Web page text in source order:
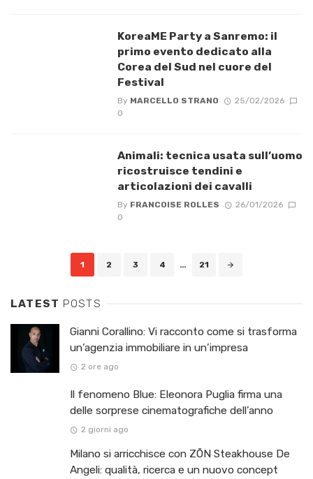
KoreaME Party a Sanremo: il
primo evento dedicato alla
Corea del Sud nel cuore del
Festival
By MARCELLO STRANO
25/02/2026
0
Animali: tecnica usata sull’uomo
ricostruisce tendini e
articolazioni dei cavalli
By FRANCOISE ROLLES
26/01/2026
0
1 2 3 4 … 21
LATEST POSTS
Gianni Corallino: Vi racconto come si trasforma
un’agenzia immobiliare in un’impresa
2 ore ago
Il fenomeno Blue: Eleonora Puglia firma una
delle sorprese cinematografiche dell’anno
2 giorni ago
Milano si arricchisce con ZŌN Steakhouse De
Angeli: qualità, ricerca e un nuovo concept